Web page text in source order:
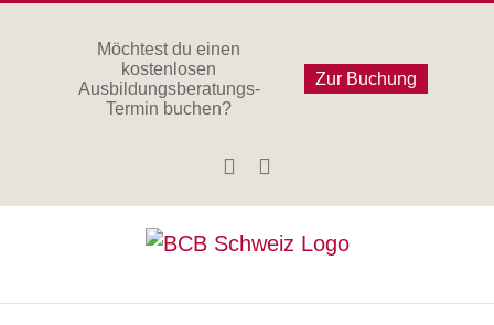
Möchtest du einen
kostenlosen
Ausbildungsberatungs-
Termin buchen?
Zur Buchung
Facebook